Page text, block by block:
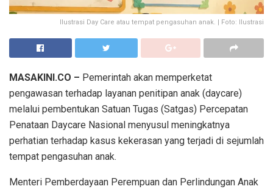
Ilustrasi Day Care atau tempat pengasuhan anak. | Foto: Ilustrasi
MASAKINI.CO – Pemerintah akan memperketat
pengawasan terhadap layanan penitipan anak (daycare)
melalui pembentukan Satuan Tugas (Satgas) Percepatan
Penataan Daycare Nasional menyusul meningkatnya
perhatian terhadap kasus kekerasan yang terjadi di sejumlah
tempat pengasuhan anak.
Menteri Pemberdayaan Perempuan dan Perlindungan Anak